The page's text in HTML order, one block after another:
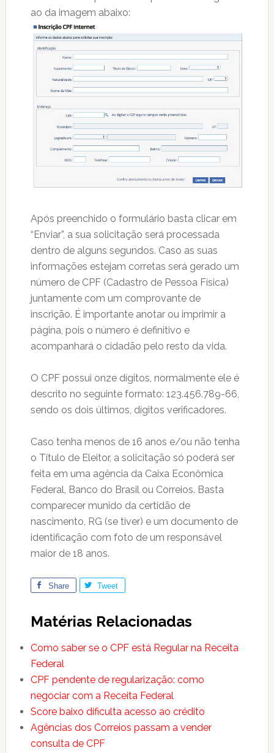
ao da imagem abaixo:
Após preenchido o formulário basta clicar em
“Enviar”, a sua solicitação será processada
dentro de alguns segundos. Caso as suas
informações estejam corretas será gerado um
número de CPF (Cadastro de Pessoa Física)
juntamente com um comprovante de
inscrição. É importante anotar ou imprimir a
página, pois o número é definitivo e
acompanhará o cidadão pelo resto da vida.
O CPF possui onze dígitos, normalmente ele é
descrito no seguinte formato: 123.456.789-66,
sendo os dois últimos, dígitos verificadores.
Caso tenha menos de 16 anos e/ou não tenha
o Título de Eleitor, a solicitação só poderá ser
feita em uma agência da Caixa Econômica
Federal, Banco do Brasil ou Correios. Basta
comparecer munido da certidão de
nascimento, RG (se tiver) e um documento de
identificação com foto de um responsável
maior de 18 anos.
Share Tweet
Matérias Relacionadas
Como saber se o CPF está Regular na Receita
Federal
CPF pendente de regularização: como
negociar com a Receita Federal
Score baixo dificulta acesso ao crédito
Agências dos Correios passam a vender
consulta de CPF